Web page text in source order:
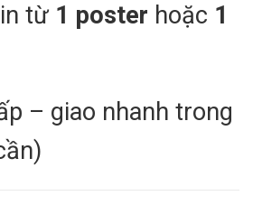
từ 1 poster hoặc 1
– giao nhanh trong